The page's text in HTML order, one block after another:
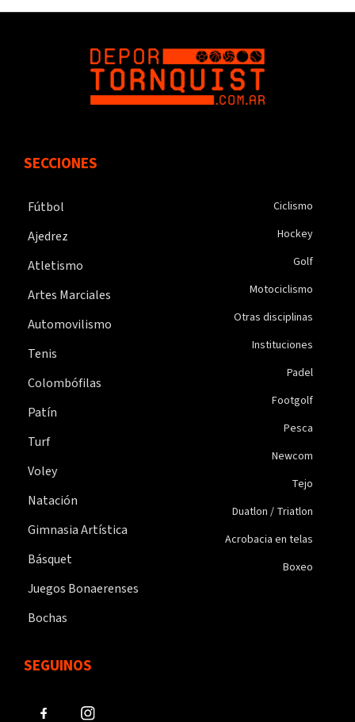
SECCIONES
Fútbol
Ajedrez
Atletismo
Artes Marciales
Automovilismo
Tenis
Colombófilas
Patín
Turf
Voley
Natación
Gimnasia Artística
Básquet
Juegos Bonaerenses
Bochas
Ciclismo
Hockey
Golf
Motociclismo
Otras disciplinas
Instituciones
Padel
Footgolf
Pesca
Newcom
Tejo
Duatlon / Triatlon
Acrobacia en telas
Boxeo
SEGUINOS